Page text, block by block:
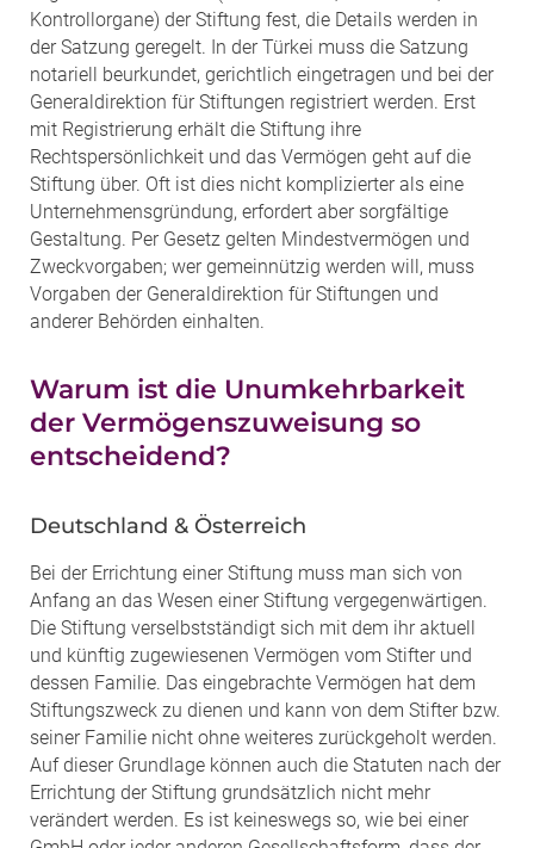
Kontrollorgane) der Stiftung fest, die Details werden in
der Satzung geregelt. In der Türkei muss die Satzung
notariell beurkundet, gerichtlich eingetragen und bei der
Generaldirektion für Stiftungen registriert werden. Erst
mit Registrierung erhält die Stiftung ihre
Rechtspersönlichkeit und das Vermögen geht auf die
Stiftung über. Oft ist dies nicht komplizierter als eine
Unternehmensgründung, erfordert aber sorgfältige
Gestaltung. Per Gesetz gelten Mindestvermögen und
Zweckvorgaben; wer gemeinnützig werden will, muss
Vorgaben der Generaldirektion für Stiftungen und
anderer Behörden einhalten.
Warum ist die Unumkehrbarkeit
der Vermögenszuweisung so
entscheidend?
Deutschland & Österreich
Bei der Errichtung einer Stiftung muss man sich von
Anfang an das Wesen einer Stiftung vergegenwärtigen.
Die Stiftung verselbstständigt sich mit dem ihr aktuell
und künftig zugewiesenen Vermögen vom Stifter und
dessen Familie. Das eingebrachte Vermögen hat dem
Stiftungszweck zu dienen und kann von dem Stifter bzw.
seiner Familie nicht ohne weiteres zurückgeholt werden.
Auf dieser Grundlage können auch die Statuten nach der
Errichtung der Stiftung grundsätzlich nicht mehr
verändert werden. Es ist keineswegs so, wie bei einer